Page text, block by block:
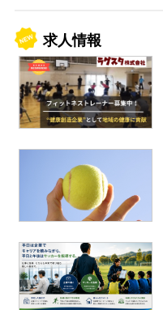
求人情報